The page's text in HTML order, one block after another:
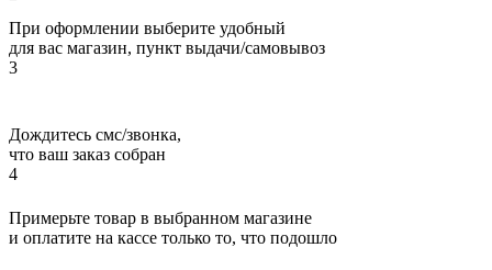
При оформлении выберите удобный
для вас магазин, пункт выдачи/самовывоз
3
Дождитесь смс/звонка,
что ваш заказ собран
4
Примерьте товар в выбранном магазине
и оплатите на кассе только то, что подошло